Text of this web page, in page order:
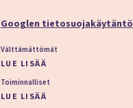
Googlen tietosuojakäytäntö
Välttämättömät
LUE LISÄÄ
Toiminnalliset
LUE LISÄÄ